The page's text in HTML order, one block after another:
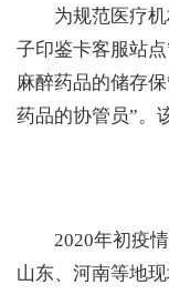
为规范医疗机
子印鉴卡客服站
麻醉药品的储存
药品的协管员”。
2020年初疫情
山东、河南等地